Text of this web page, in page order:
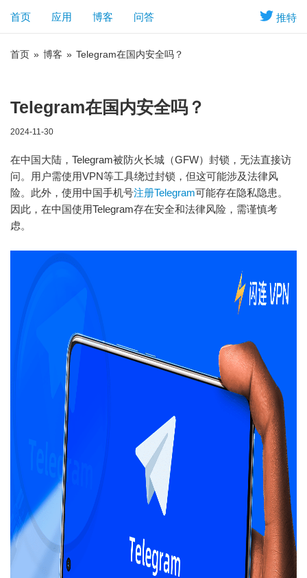
推特
首页 应用 博客 问答
首页 » 博客 » Telegram在国内安全吗？
Telegram在国内安全吗？
2024-11-30
在中国大陆，Telegram被防火长城（GFW）封锁，无法直接访
问。用户需使用VPN等工具绕过封锁，但这可能涉及法律风
险。此外，使用中国手机号注册Telegram可能存在隐私隐患。
因此，在中国使用Telegram存在安全和法律风险，需谨慎考
虑。